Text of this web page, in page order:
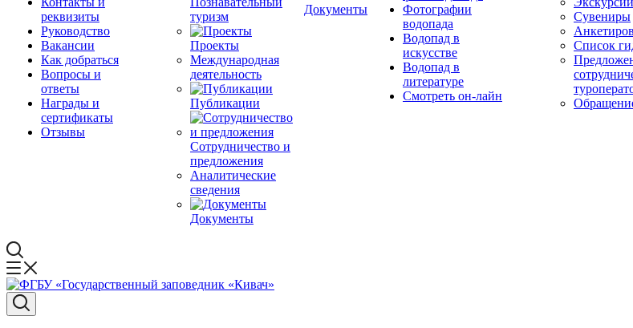
реквизиты
Руководство
Вакансии
Как добраться
Вопросы и
ответы
Награды и
сертификаты
Отзывы
туризм
Проекты
Международная
деятельность
Публикации
Сотрудничество и
предложения
Аналитические
сведения
Документы
Документы
Фотографии
водопада
Водопад в
искусстве
Водопад в
литературе
Смотреть он-лайн
Сувениры
Список